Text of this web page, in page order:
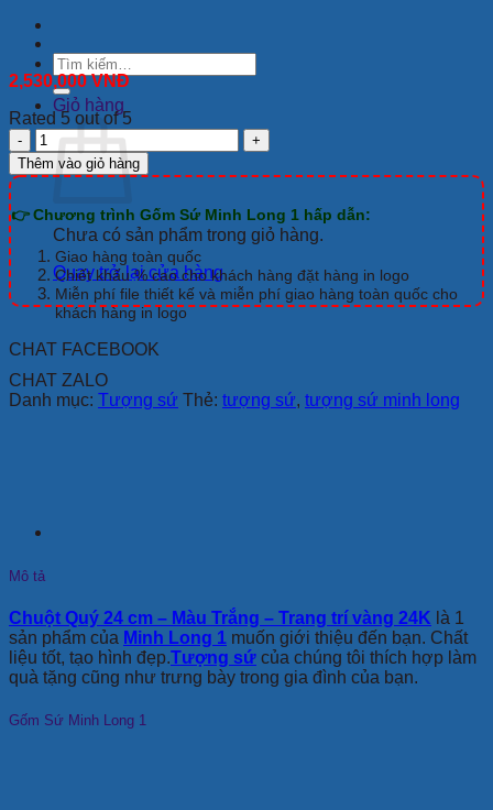
Tìm
kiếm:
Giỏ hàng
Chưa có sản phẩm trong giỏ hàng.
Quay trở lại cửa hàng
2,530,000VNĐ
Rated 5 out of 5
Chuột
Quý
24
–
Màu
Trắng
-
Trang
24K
số
lượng
Thêm vào giỏ hàng
👉 Chương trình Gốm Sứ Minh Long 1 hấp dẫn:
Giao hàng toàn quốc
Chiết khấu % cao cho khách hàng đặt hàng in logo
Miễn phí file thiết kế và miễn phí giao hàng toàn quốc cho
khách hàng in logo
CHAT FACEBOOK
CHAT ZALO
Danh mục: Tượng sứ Thẻ: tượng sứ, tượng sứ minh long
Mô tả
Chuột Quý 24 cm – Màu Trắng – Trang trí vàng 24K là 1
sản phẩm của Minh Long 1 muốn giới thiệu đến bạn. Chất
liệu tốt, tạo hình đẹp.Tượng sứ của chúng tôi thích hợp làm
quà tặng cũng như trưng bày trong gia đình của bạn.
Gốm Sứ Minh Long 1